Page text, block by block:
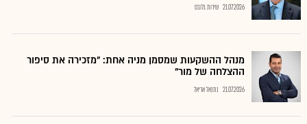
21.07.2026 שירות גלובס
מנהל ההשקעות שמסמן מניה אחת: "מזכירה את סיפור
ההצלחה של מור"
21.07.2026 נתנאל אריאל